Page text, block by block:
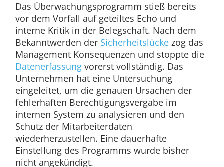
Das Überwachungsprogramm stieß bereits
vor dem Vorfall auf geteiltes Echo und
interne Kritik in der Belegschaft. Nach dem
Bekanntwerden der Sicherheitslückezog das
Management Konsequenzen und stoppte die
Datenerfassungvorerst vollständig. Das
Unternehmen hat eine Untersuchung
eingeleitet, um die genauen Ursachen der
fehlerhaften Berechtigungsvergabe im
internen System zu analysieren und den
Schutz der Mitarbeiterdaten
wiederherzustellen. Eine dauerhafte
Einstellung des Programms wurde bisher
nicht angekündigt.